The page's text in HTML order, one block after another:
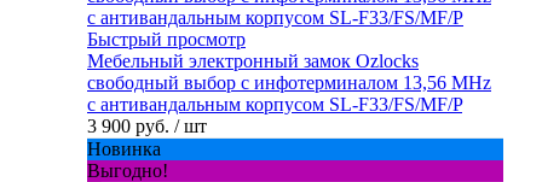
Быстрый просмотр
Мебельный электронный замок Ozlocks
свободный выбор с инфотерминалом 13,56 MHz
с антивандальным корпусом SL-F33/FS/MF/P
3 900 руб. / шт
Новинка
Выгодно!